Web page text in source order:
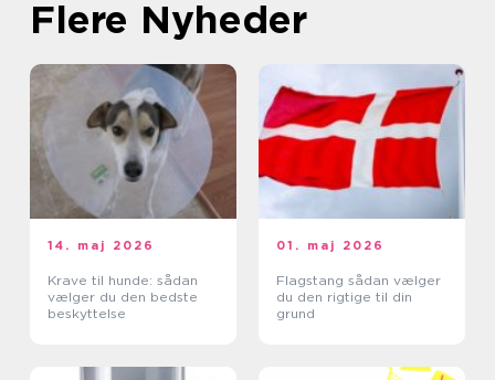
Flere Nyheder
14. maj 2026
Krave til hunde: sådan
vælger du den bedste
beskyttelse
01. maj 2026
Flagstang sådan vælger
du den rigtige til din
grund